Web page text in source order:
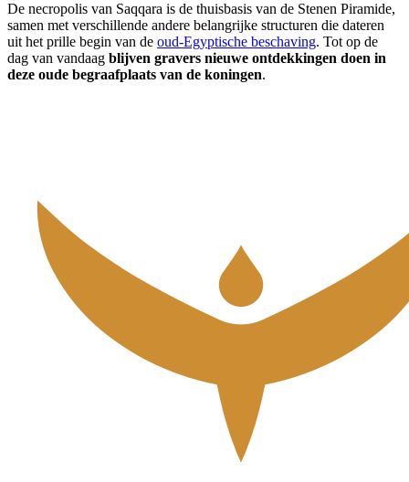
De necropolis van Saqqara is de thuisbasis van de Stenen Piramide,
samen met verschillende andere belangrijke structuren die dateren
uit het prille begin van de oud-Egyptische beschaving. Tot op de
dag van vandaag blijven gravers nieuwe ontdekkingen doen in
deze oude begraafplaats van de koningen.